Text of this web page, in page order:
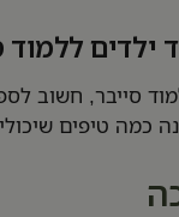
ילדים ללמוד
סייבר, חשוב
כמה טיפים